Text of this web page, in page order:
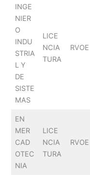
INGE
NIER
O
INDU
STRIA
L Y
DE
SISTE
MAS
LICE
NCIA
TURA
RVOE
EN
MER
CAD
OTEC
NIA
LICE
NCIA
TURA
RVOE